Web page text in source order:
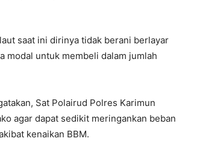
saat ini dirinya tidak berani berlayar
modal untuk membeli dalam jumlah
Sat Polairud Polres Karimun
agar dapat sedikit meringankan beban
kenaikan BBM.